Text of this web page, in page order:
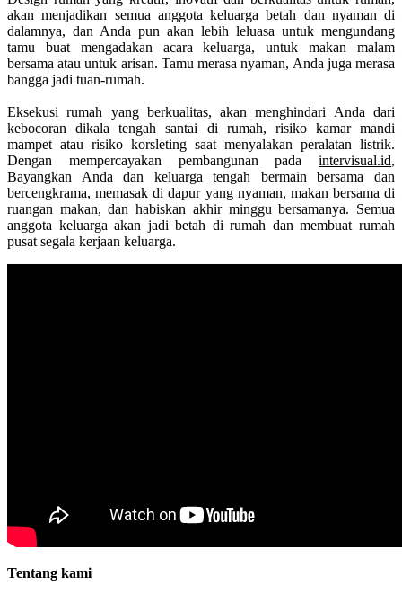
akan menjadikan semua anggota keluarga betah dan nyaman di
dalamnya, dan Anda pun akan lebih leluasa untuk mengundang
tamu buat mengadakan acara keluarga, untuk makan malam
bersama atau untuk arisan. Tamu merasa nyaman, Anda juga merasa
bangga jadi tuan-rumah.
Eksekusi rumah yang berkualitas, akan menghindari Anda dari
kebocoran dikala tengah santai di rumah, risiko kamar mandi
mampet atau risiko korsleting saat menyalakan peralatan listrik.
Dengan mempercayakan pembangunan pada intervisual.id,
Bayangkan Anda dan keluarga tengah bermain bersama dan
bercengkrama, memasak di dapur yang nyaman, makan bersama di
ruangan makan, dan habiskan akhir minggu bersamanya. Semua
anggota keluarga akan jadi betah di rumah dan membuat rumah
pusat segala kerjaan keluarga.
Tentang kami